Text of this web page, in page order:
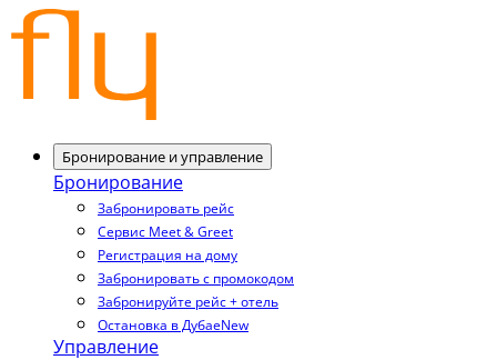
Бронирование и управление
Бронирование
Забронировать рейс
Сервис Meet & Greet
Регистрация на дому
Забронировать с промокодом
Забронируйте рейс + отель
Остановка в ДубаеNew
Управление